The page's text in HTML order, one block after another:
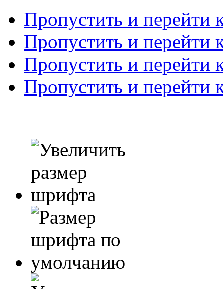
Пропустить и перейти
Пропустить и перейти
Пропустить и перейти
Пропустить и перейти